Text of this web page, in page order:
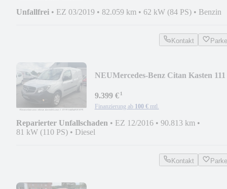
Unfallfrei • EZ 03/2019 • 82.059 km • 62 kW (84 PS) • Benzin
Kontakt
NEUMercedes-Benz Citan Kasten 111
9.399 €¹
Finanzierung ab 100 € mtl.
Reparierter Unfallschaden • EZ 12/2016 • 90.813 km •
81 kW (110 PS) • Diesel
Kontakt